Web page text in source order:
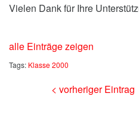
Vielen Dank für Ihre
alle Einträge zeigen
Tags: Klasse 2000
< vorheriger Eintrag